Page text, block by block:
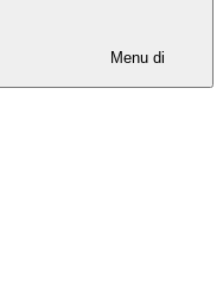
Menu di